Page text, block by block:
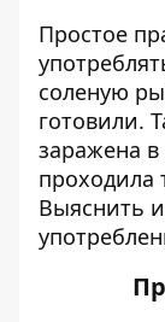
Простое
соленую
готовили.
заражена в
проходила
Выяснить